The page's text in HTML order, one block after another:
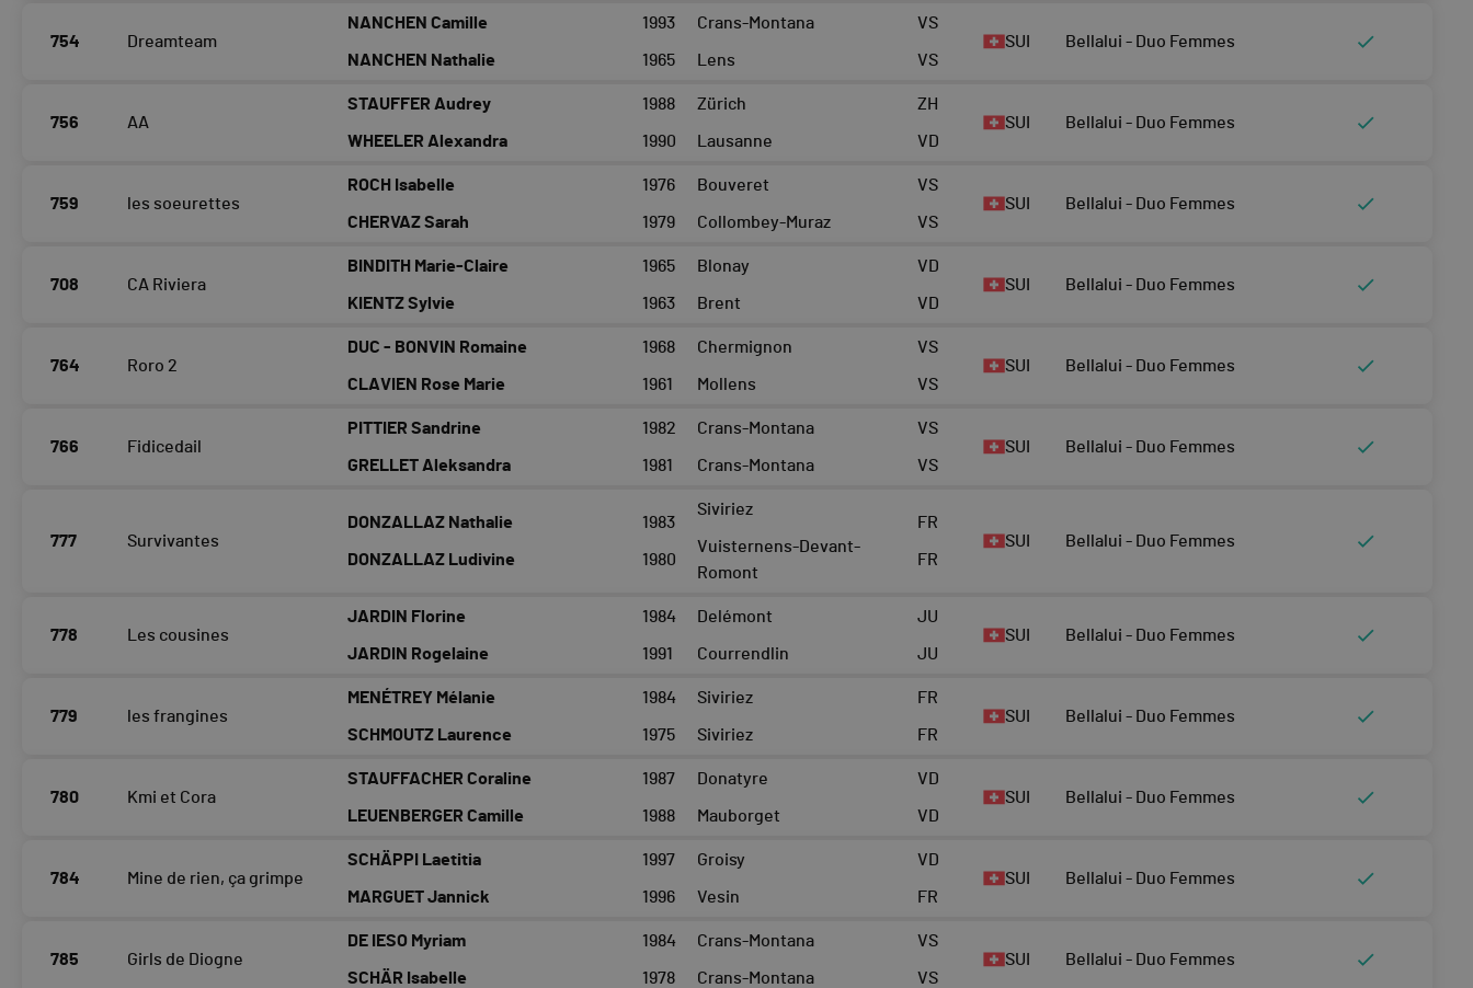
754 Dreamteam
NANCHEN Camille
NANCHEN Nathalie
1993
1965
Crans-Montana
Lens
VS
VS
SUI Bellalui - Duo Femmes
756 AA
STAUFFER Audrey
WHEELER Alexandra
1988
1990
Zürich
Lausanne
ZH
VD
SUI Bellalui - Duo Femmes
759 les soeurettes
ROCH Isabelle
CHERVAZ Sarah
1976
1979
Bouveret
Collombey-Muraz
VS
VS
SUI Bellalui - Duo Femmes
708 CA Riviera
BINDITH Marie-Claire
KIENTZ Sylvie
1965
1963
Blonay
Brent
VD
VD
SUI Bellalui - Duo Femmes
764 Roro 2
DUC - BONVIN Romaine
CLAVIEN Rose Marie
1968
1961
Chermignon
Mollens
VS
VS
SUI Bellalui - Duo Femmes
766 Fidicedail
PITTIER Sandrine
GRELLET Aleksandra
1982
1981
Crans-Montana
Crans-Montana
VS
VS
SUI Bellalui - Duo Femmes
777 Survivantes
DONZALLAZ Nathalie
DONZALLAZ Ludivine
1983
1980
Siviriez
Vuisternens-Devant-
Romont
FR
FR
SUI Bellalui - Duo Femmes
778 Les cousines
JARDIN Florine
JARDIN Rogelaine
1984
1991
Delémont
Courrendlin
JU
JU
SUI Bellalui - Duo Femmes
779 les frangines
MENÉTREY Mélanie
SCHMOUTZ Laurence
1984
1975
Siviriez
Siviriez
FR
FR
SUI Bellalui - Duo Femmes
780 Kmi et Cora
STAUFFACHER Coraline
LEUENBERGER Camille
1987
1988
Donatyre
Mauborget
VD
VD
SUI Bellalui - Duo Femmes
784 Mine de rien, ça grimpe
SCHÄPPI Laetitia
MARGUET Jannick
1997
1996
Groisy
Vesin
VD
FR
SUI Bellalui - Duo Femmes
785 Girls de Diogne
DE IESO Myriam
SCHÄR Isabelle
1984
1978
Crans-Montana
Crans-Montana
VS
VS
SUI Bellalui - Duo Femmes